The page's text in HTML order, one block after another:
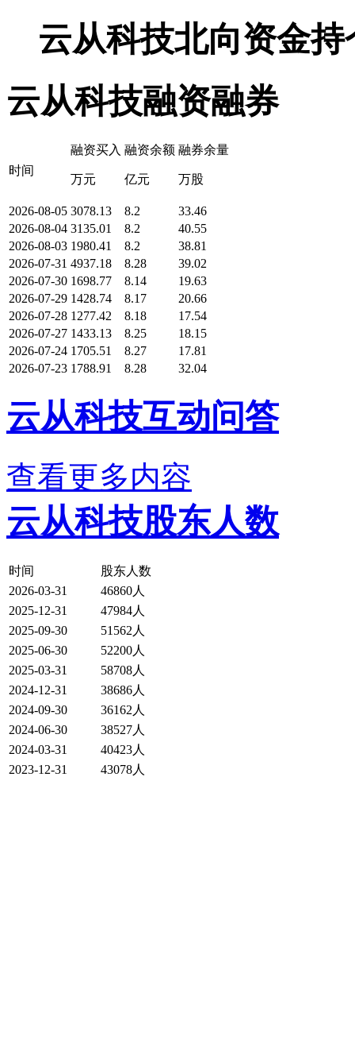
云从科技北向资金持
云从科技融资融券
时间
融资买入
万元
融资余额
亿元
融券余量
万股
2026-08-05 3078.13 8.2
33.46
2026-08-04 3135.01 8.2
40.55
2026-08-03 1980.41 8.2
38.81
2026-07-31 4937.18 8.28
39.02
2026-07-30 1698.77 8.14
19.63
2026-07-29 1428.74 8.17
20.66
2026-07-28 1277.42 8.18
17.54
2026-07-27 1433.13 8.25
18.15
2026-07-24 1705.51 8.27
17.81
2026-07-23 1788.91 8.28 32.04
云从科技互动问答
查看更多内容
云从科技股东人数
时间
股东人数
2026-03-31
46860人
2025-12-31
47984人
2025-09-30
51562人
2025-06-30
52200人
2025-03-31
58708人
2024-12-31
38686人
2024-09-30
36162人
2024-06-30
38527人
2024-03-31
40423人
2023-12-31
43078人